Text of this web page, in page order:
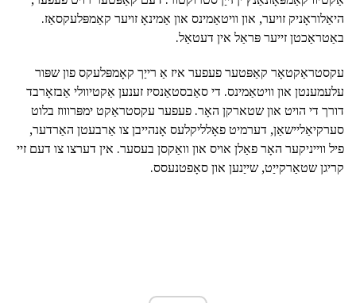
היאַלוראָניק זויער, און וויטאַמינס און אַמינאָ זויער קאַמפּלעקסאַז.
באַטראַכטן זייער פּראַל אין דעטאַל.
עקסטראַקטאָר קאַפּטער פעפער איז אַ רייַך קאָמפּלעקס פון שפּור
עלעמענטן און וויטאַמינס. די סאַבסטאַנסיז זענען אַקטיוולי אַבזאָרבד
דורך די הויט און שטארקן האָר. פעפער עקסטראַקט ימפּרוווז בלוט
סערקיאַליישאַן, דערמיט פאָלליקלעס אָנהייבן צו אַרבעטן האַרדער,
פיל ווייניקער האָר פאַלן אויס און וואַקסן בעסער. אין דערצו צו דעם זיי
קריגן שטאַרקייַט, שייַנען און סאָפטנעסס.